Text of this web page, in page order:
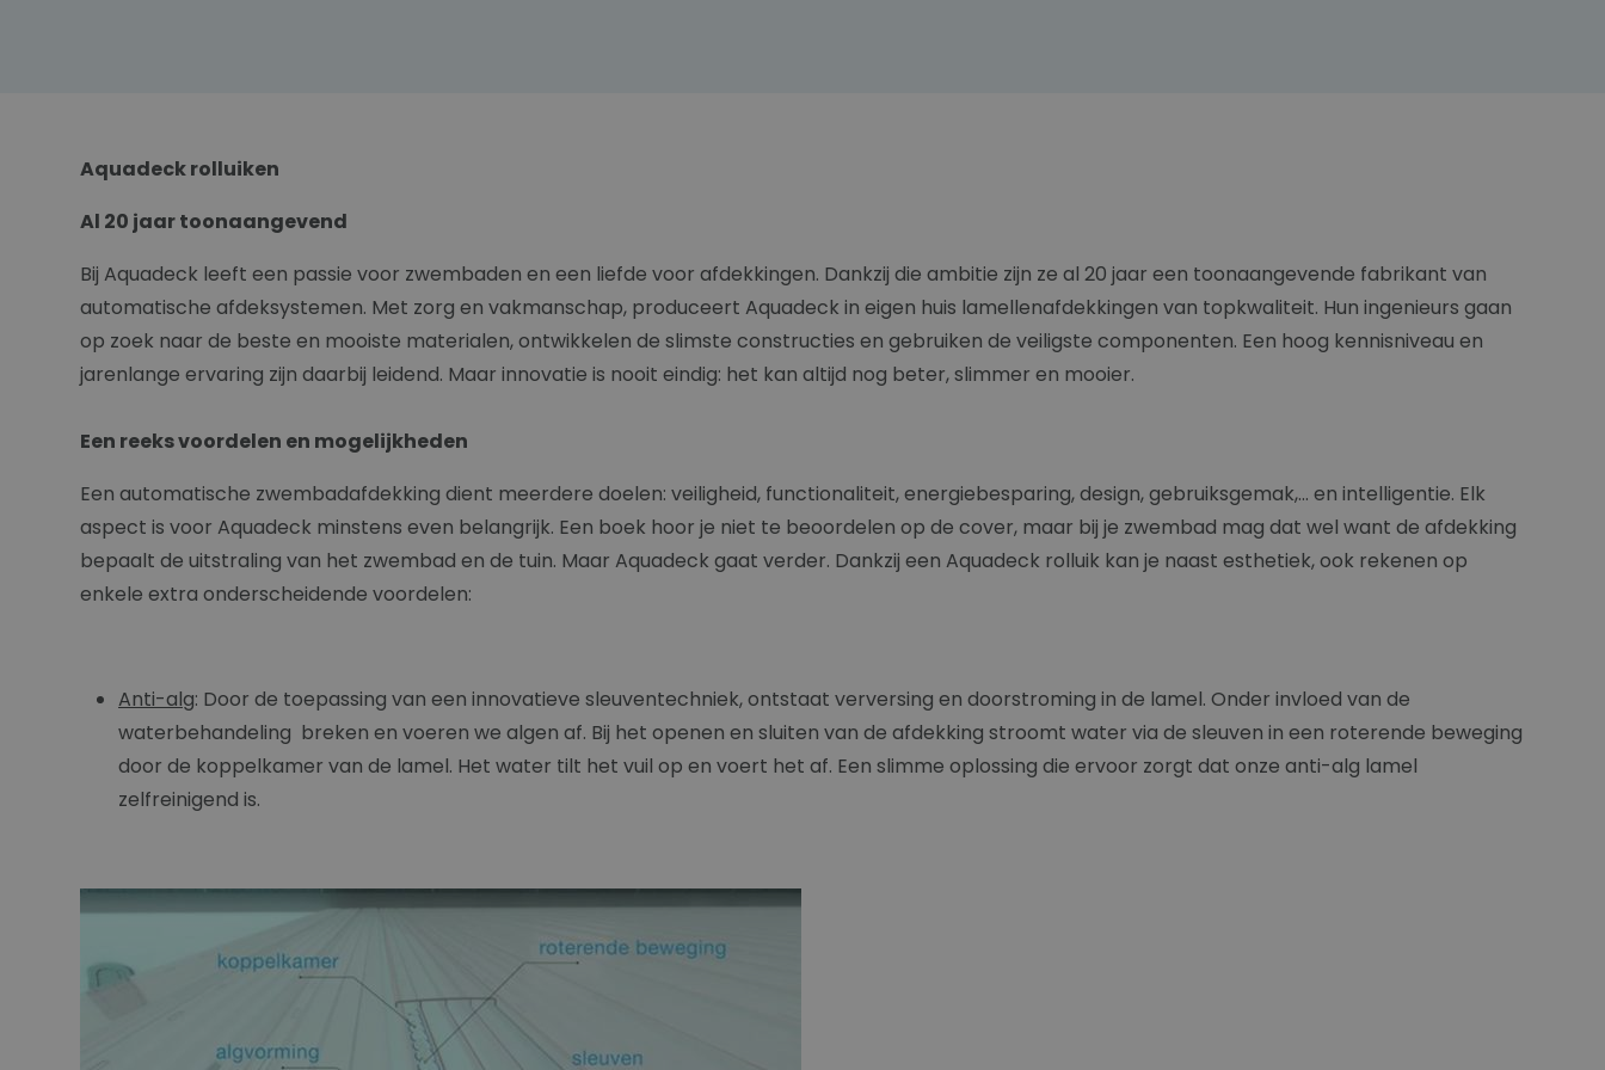
Aquadeck rolluiken
Al 20 jaar toonaangevend
Bij Aquadeck leeft een passie voor zwembaden en een liefde voor afdekkingen. Dankzij die ambitie zijn ze al 20 jaar een toonaangevende fabrikant van
automatische afdeksystemen. Met zorg en vakmanschap, produceert Aquadeck in eigen huis lamellenafdekkingen van topkwaliteit. Hun ingenieurs gaan
op zoek naar de beste en mooiste materialen, ontwikkelen de slimste constructies en gebruiken de veiligste componenten. Een hoog kennisniveau en
jarenlange ervaring zijn daarbij leidend. Maar innovatie is nooit eindig: het kan altijd nog beter, slimmer en mooier.
Een reeks voordelen en mogelijkheden
Een automatische zwembadafdekking dient meerdere doelen: veiligheid, functionaliteit, energiebesparing, design, gebruiksgemak,... en intelligentie. Elk
aspect is voor Aquadeck minstens even belangrijk. Een boek hoor je niet te beoordelen op de cover, maar bij je zwembad mag dat wel want de afdekking
bepaalt de uitstraling van het zwembad en de tuin. Maar Aquadeck gaat verder. Dankzij een Aquadeck rolluik kan je naast esthetiek, ook rekenen op
enkele extra onderscheidende voordelen:
Anti-alg: Door de toepassing van een innovatieve sleuventechniek, ontstaat verversing en doorstroming in de lamel. Onder invloed van de
waterbehandeling breken en voeren we algen af. Bij het openen en sluiten van de afdekking stroomt water via de sleuven in een roterende beweging
door de koppelkamer van de lamel. Het water tilt het vuil op en voert het af. Een slimme oplossing die ervoor zorgt dat onze anti-alg lamel
zelfreinigend is.